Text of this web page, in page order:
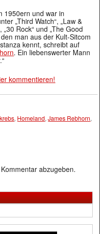
1950ern und war in
„Third Watch“, „Law &
„30 Rock“ und „The Good
man aus der Kult-Sitcom
kennt, schreibt auf
. Ein liebenswerter Mann
kommentieren!
, Homeland,James Rebhorn,
abzugeben.